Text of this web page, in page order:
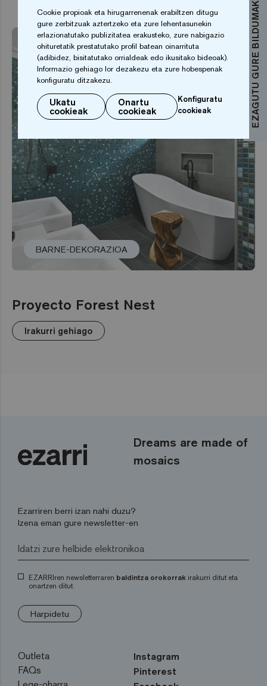
EZAGUTU GURE BILDUMAK
BARNE-DEKORAZIOA
Proyecto Forest Nest
Irakurri gehiago
Dreams are made of
mosaics
Ezarriren berri izan nahi duzu?
Izena eman gure newsletter-en
EZARRIren newsletterraren baldintza orokorrak irakurri ditut eta
onartzen ditut.
Harpidetu
Outleta
FAQs
Instagram
Pinterest
Cookie propioak eta hirugarrenenak erabiltzen ditugu
gure zerbitzuak aztertzeko eta zure lehentasunekin
erlazionatutako publizitatea erakusteko, zure nabigazio
ohituretatik prestatutako profil batean oinarrituta
(adibidez, bisitatutako orrialdeak edo ikusitako bideoak).
Informazio gehiago lor dezakezu eta zure hobespenak
konfiguratu ditzakezu.
Ukatu
cookieak
Onartu
cookieak
Konfiguratu
cookieak